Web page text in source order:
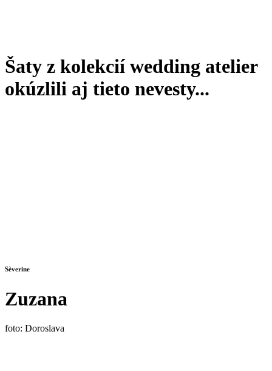
Šaty z kolekcií wedding atelier
okúzlili aj tieto nevesty...
Sèverine
Zuzana
foto: Doroslava